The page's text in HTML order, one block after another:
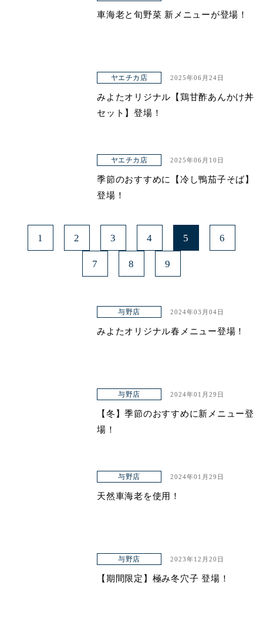
車海老と旬野菜 新メニューが登場！
ヤエチカ店 2025年06月24日
みよたオリジナル【鶏甘酢あんかけ丼
セット】登場！
ヤエチカ店 2025年06月10日
季節のおすすめに【冷し鴨茄子そば】
登場！
1 2 3 4 5 6
7 8 9
与野店 2024年03月04日
みよたオリジナル春メニュー登場！
与野店 2024年01月29日
【冬】季節のおすすめに新メニュー登
場！
与野店 2024年01月29日
天然車海老を使用！
与野店 2023年12月20日
【期間限定】極み冬穴子 登場！